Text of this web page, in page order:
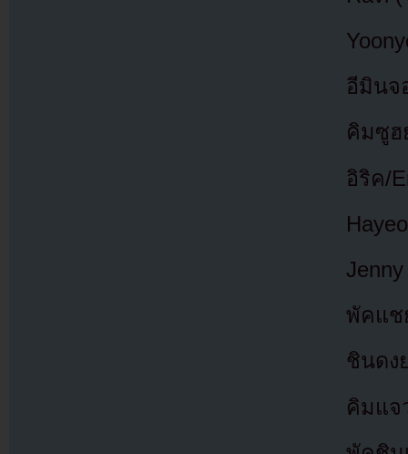
อีมินจ
คิมซูฮ
อิริค/
พัคแช
ชินดง
คิมแจ